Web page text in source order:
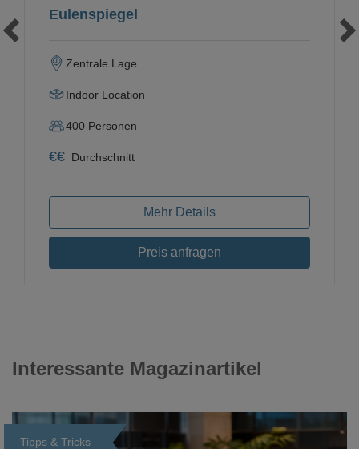
Eulenspiegel
Zentrale Lage
Indoor Location
400 Personen
€€ Durchschnitt
Mehr Details
Preis anfragen
Interessante Magazinartikel
Tipps & Tricks